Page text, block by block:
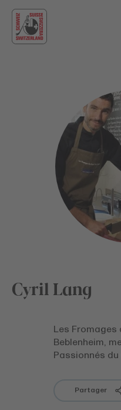
Cyril Lang
Les Fromages
Beblenheim,
Passionnés du
Partager